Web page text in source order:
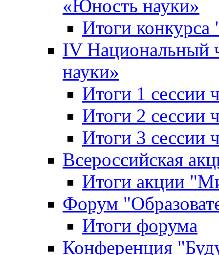
«Юность науки»
Итоги
IV
науки»
Итоги 1 сессии
Итоги 2 сессии
Итоги 3 сессии
Всероссийская
Итоги акции
Форум
Итоги форума
Конференция